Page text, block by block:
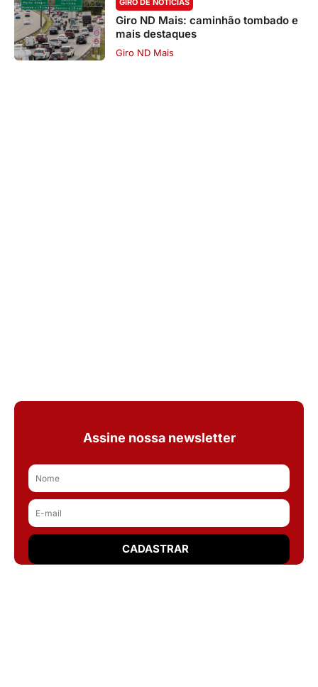
GIRO DE NOTÍCIAS
Giro ND Mais: caminhão tombado e
mais destaques
Giro ND Mais
Assine nossa newsletter